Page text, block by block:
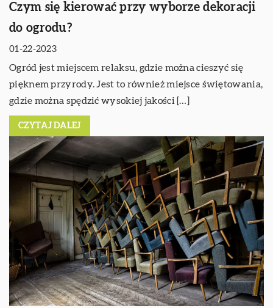
Czym się kierować przy wyborze dekoracji
do ogrodu?
01-22-2023
Ogród jest miejscem relaksu, gdzie można cieszyć się
pięknem przyrody. Jest to również miejsce świętowania,
gdzie można spędzić wysokiej jakości […]
CZYTAJ DALEJ